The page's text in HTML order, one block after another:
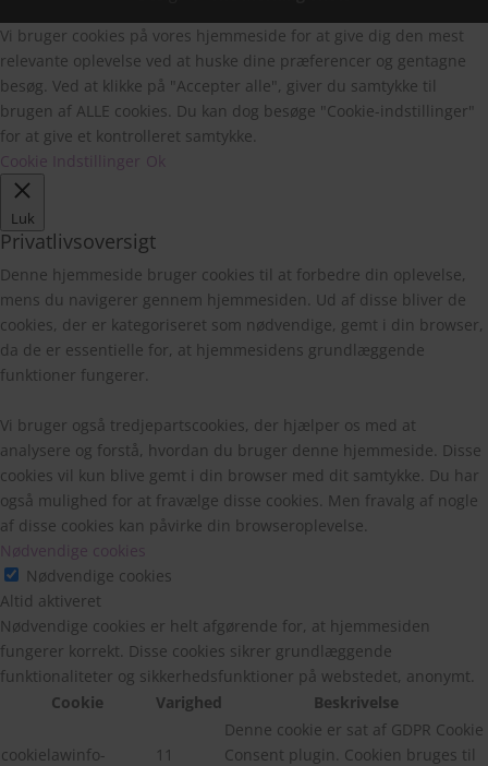
Vi bruger cookies på vores hjemmeside for at give dig den mest
relevante oplevelse ved at huske dine præferencer og gentagne
besøg. Ved at klikke på "Accepter alle", giver du samtykke til
brugen af ALLE cookies. Du kan dog besøge "Cookie-indstillinger"
for at give et kontrolleret samtykke.
Cookie Indstillinger Ok
Luk
Privatlivsoversigt
Denne hjemmeside bruger cookies til at forbedre din oplevelse,
mens du navigerer gennem hjemmesiden. Ud af disse bliver de
cookies, der er kategoriseret som nødvendige, gemt i din browser,
da de er essentielle for, at hjemmesidens grundlæggende
funktioner fungerer.
Vi bruger også tredjepartscookies, der hjælper os med at
analysere og forstå, hvordan du bruger denne hjemmeside. Disse
cookies vil kun blive gemt i din browser med dit samtykke. Du har
også mulighed for at fravælge disse cookies. Men fravalg af nogle
af disse cookies kan påvirke din browseroplevelse.
Nødvendige cookies
Nødvendige cookies
Altid aktiveret
Nødvendige cookies er helt afgørende for, at hjemmesiden
fungerer korrekt. Disse cookies sikrer grundlæggende
funktionaliteter og sikkerhedsfunktioner på webstedet, anonymt.
Cookie
Varighed Beskrivelse
cookielawinfo-
11
Denne cookie er sat af GDPR Cookie
Consent plugin. Cookien bruges til